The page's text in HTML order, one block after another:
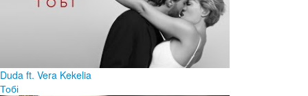
Duda ft. Vera Kekelia
Тобі